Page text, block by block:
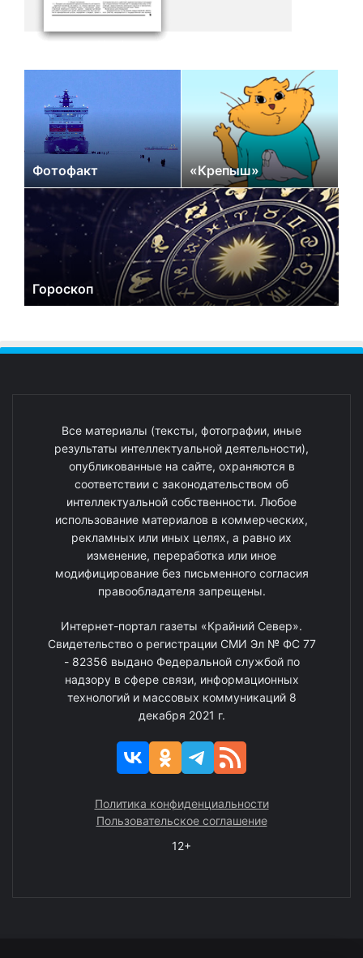
Фотофакт «Крепыш»
Гороскоп
Все материалы (тексты, фотографии, иные
результаты интеллектуальной деятельности),
опубликованные на сайте, охраняются в
соответствии с законодательством об
интеллектуальной собственности. Любое
использование материалов в коммерческих,
рекламных или иных целях, а равно их
изменение, переработка или иное
модифицирование без письменного согласия
правообладателя запрещены.
Интернет-портал газеты «Крайний Север».
Свидетельство о регистрации СМИ Эл № ФС 77
- 82356 выдано Федеральной службой по
надзору в сфере связи, информационных
технологий и массовых коммуникаций 8
декабря 2021 г.
Политика конфиденциальности
Пользовательское соглашение
12+